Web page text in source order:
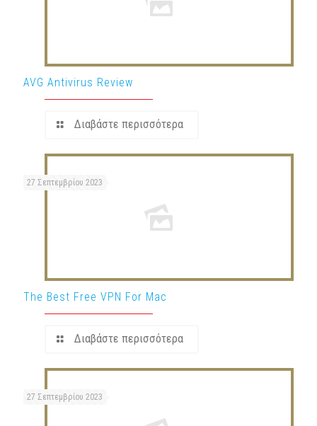
AVG Antivirus Review
Διαβάστε περισσότερα
27 Σεπτεμβρίου 2023
The Best Free VPN For Mac
Διαβάστε περισσότερα
27 Σεπτεμβρίου 2023